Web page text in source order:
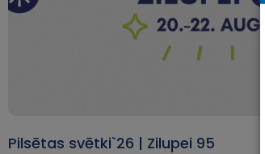
Pilsētas svētki`26 | Zilupei 95